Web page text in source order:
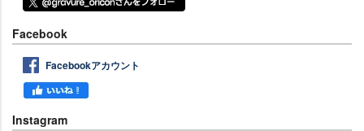
Facebook
Facebookアカウント
Instagram